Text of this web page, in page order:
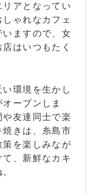
アとなってい
ゃれなカフェ
ますので、女
はいつもたく
環境を生かし
ープンしま
友達同士で楽
焼きは、糸島市
を楽しみなが
、新鮮なカキ